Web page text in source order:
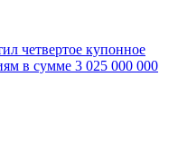
четвертое купонное
в сумме 3 025 000 000